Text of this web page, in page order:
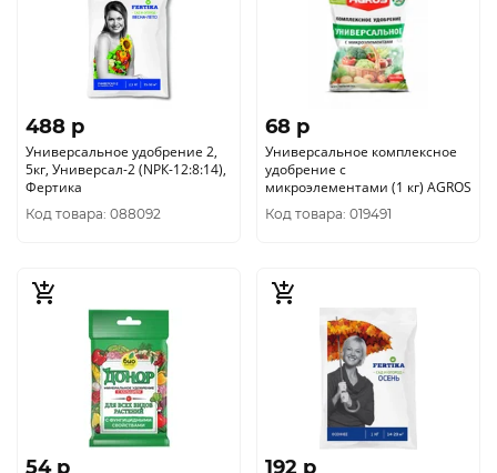
488 p
Универсальное удобрение 2,
5кг, Универсал-2 (NРК-12:8:14),
Фертика
Код товара: 088092
68 p
Универсальное комплексное
удобрение с
микроэлементами (1 кг) AGROS
Код товара: 019491
54 p 192 p